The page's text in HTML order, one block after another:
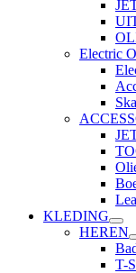
Electric
KLEDING
HEREN
T-